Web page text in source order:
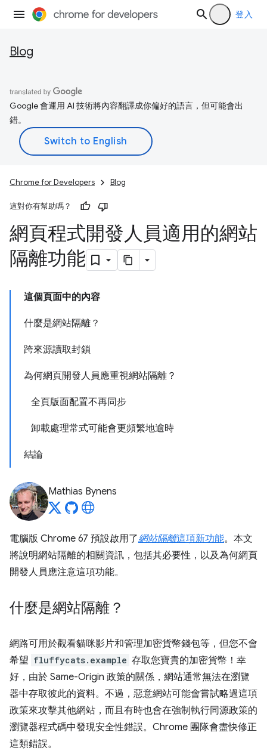
登入
Blog
Google 會運用 AI 技術將內容翻譯成你偏好的語言，但可能會出
錯。
Chrome for Developers Blog
這對你有幫助嗎？
網頁程式開發人員適用的網站
隔離功能
這個頁面中的內容
什麼是網站隔離？
跨來源讀取封鎖
為何網頁開發人員應重視網站隔離？
全頁版面配置不再同步
卸載處理常式可能會更頻繁地逾時
結論
Mathias Bynens
電腦版 Chrome 67 預設啟用了網站隔離這項新功能。本文
將說明網站隔離的相關資訊，包括其必要性，以及為何網頁
開發人員應注意這項功能。
什麼是網站隔離？
網路可用於觀看貓咪影片和管理加密貨幣錢包等，但您不會
希望 fluffycats.example 存取您寶貴的加密貨幣！幸
好，由於 Same-Origin 政策的關係，網站通常無法在瀏覽
器中存取彼此的資料。不過，惡意網站可能會嘗試略過這項
政策來攻擊其他網站，而且有時也會在強制執行同源政策的
瀏覽器程式碼中發現安全性錯誤。Chrome 團隊會盡快修正
這類錯誤。